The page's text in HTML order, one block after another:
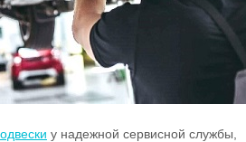
у надежной сервисной службы,